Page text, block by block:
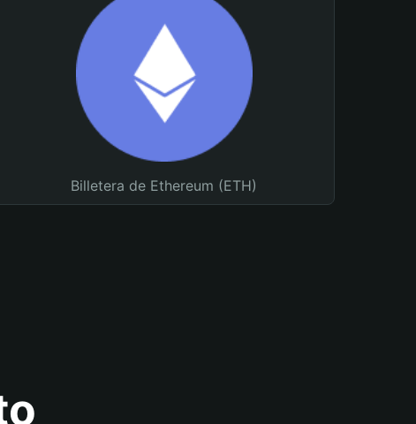
Billetera de Ethereum (ETH)